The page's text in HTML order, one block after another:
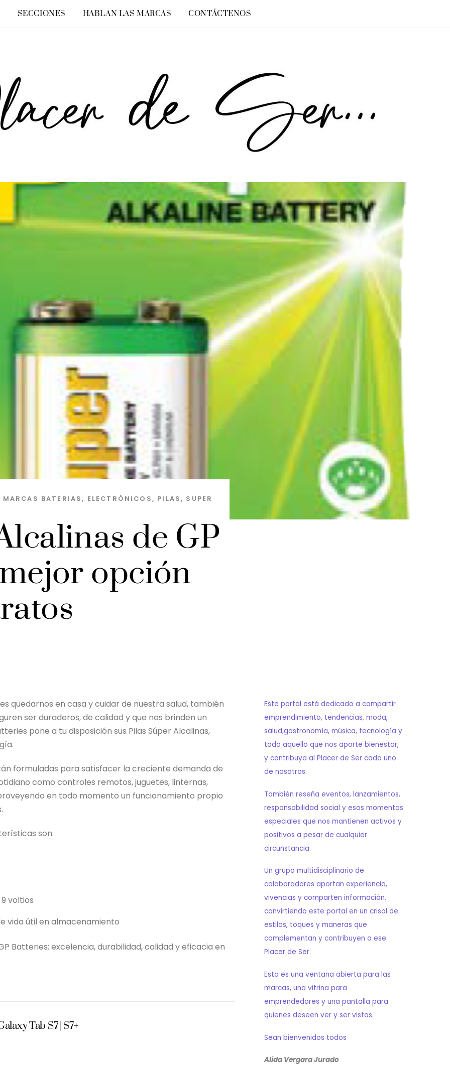
SECCIONES HABLAN LAS MARCAS CONTÁCTENOS
de GP
opción
MARCAS BATERIAS, ELECTRÓNICOS, PILAS, SUPER
quedarnos en casa y cuidar de nuestra salud, también
ser duraderos, de calidad y que nos brinden un
pone a tu disposición sus Pilas Súper Alcalinas,
formuladas para satisfacer la creciente demanda de
como controles remotos, juguetes, linternas,
en todo momento un funcionamiento propio
son:
voltios
vida útil en almacenamiento
Batteries; excelencia, durabilidad, calidad y eficacia en
Tab S7 | S7+
Este portal está dedicado a compartir
emprendimiento, tendencias, moda,
salud,gastronomía, música, tecnología y
todo aquello que nos aporte bienestar,
y contribuya al Placer de Ser cada uno
de nosotros.
También reseña eventos, lanzamientos,
responsabilidad social y esos momentos
especiales que nos mantienen activos y
positivos a pesar de cualquier
circunstancia.
Un grupo multidisciplinario de
colaboradores aportan experiencia,
vivencias y comparten información,
convirtiendo este portal en un crisol de
estilos, toques y maneras que
complementan y contribuyen a ese
Placer de Ser.
Esta es una ventana abierta para las
marcas, una vitrina para
emprendedores y una pantalla para
quienes deseen ver y ser vistos.
Sean bienvenidos todos
Alida Vergara Jurado